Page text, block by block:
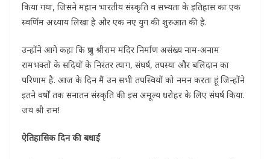
किया गया, जिसने महान भारतीय संस्कृति व सभ्यता के इतिहास का एक
स्वर्णिम अध्याय लिखा है और एक नए युग की शुरुआत की है.
उन्होंने आगे कहा कि प्रभु श्रीराम मंदिर निर्माण असंख्य नाम-अनाम
रामभक्तों के सदियों के निरंतर त्याग, संघर्ष, तपस्या और बलिदान का
परिणाम है. आज के दिन मैं उन सभी तपस्वियों को नमन करता हूं जिन्होंने
इतने वर्षों तक सनातन संस्कृति की इस अमूल्य धरोहर के लिए संघर्ष किया.
जय श्री राम!
ऐतिहासिक दिन की बधाई